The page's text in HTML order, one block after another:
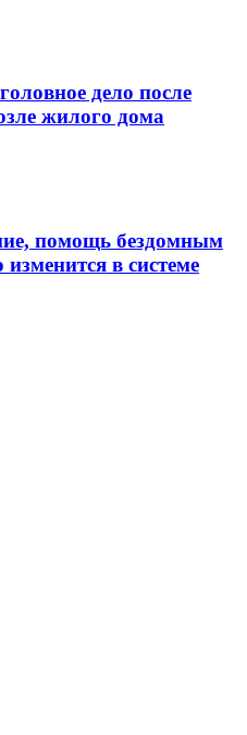
дело после
жилого дома
помощь бездомным
в системе